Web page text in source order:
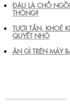
ĐÂU LÀ CHỖ
THÔNG?
TƯƠI TẮN, KHOẺ
QUYẾT NHỎ
ĂN GÌ TRÊN MÁY